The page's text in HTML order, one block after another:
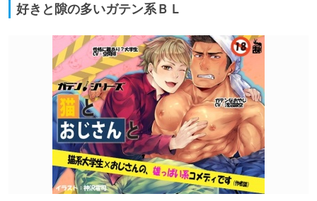
好きと隙の多いガテン系ＢＬ